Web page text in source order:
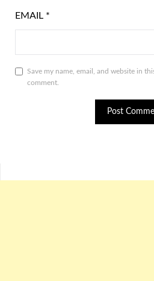
EMAIL *
Save my name, email, and website in
comment.